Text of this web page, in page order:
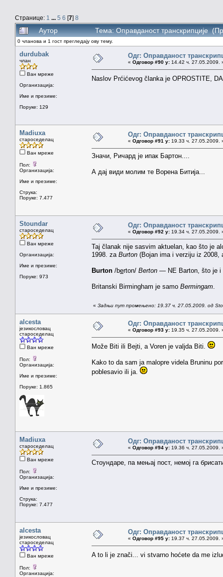
Странице: 1 ... 5 6 [7] 8
Аутор Тема: Оправданост транскрипције
0 чланова и 1 гост прегледају ову тему.
durdubak
члан
Ван мреже
Организација:
Име и презиме:
Поруке: 129
Одг: Оправданост
« Одговор #90 у: 14.42 ч. 27.05.2009.
Naslov Prćićevog članka je OPROSTITE,
Madiuxa
староседелац
Ван мреже
Пол:
Организација:
Име и презиме:
Струка:
Поруке: 7.477
Одг: Оправданост
« Одговор #91 у: 19.33 ч. 27.05.2009.
Значи, Ричард је ипак Бартон....
А дај види молим те Ворена Битија...
Stoundar
староседелац
Ван мреже
Организација:
Име и презиме:
Поруке: 973
Одг: Оправданост
« Одговор #92 у: 19.34 ч. 27.05.2009.
Taj članak nije sasvim aktuelan, kao što je
1998. za Burton (Bojan ima i verziju iz 2008,
Burton /berton/ Berton — NE Barton, što je i
Britanski Birmingham je samo Bermingam
« Задњи пут промењено: 19.37 ч. 27.05.2009. од
alcesta
језикословац
староседелац
Ван мреже
Пол:
Организација:
Име и презиме:
Поруке: 1.865
Одг: Оправданост
« Одговор #93 у: 19.35 ч. 27.05.2009.
Može Biti ili Bejti, a Voren je valjda Biti.
Kako to da sam ja malopre videla Bruninu
poblesavio ili ja.
Madiuxa
староседелац
Ван мреже
Пол:
Организација:
Име и презиме:
Струка:
Поруке: 7.477
Одг: Оправданост
« Одговор #94 у: 19.36 ч. 27.05.2009.
Стоундаре, па мењај пост, немој га
alcesta
језикословац
староседелац
Ван мреже
Пол:
Организација:
Одг: Оправданост
« Одговор #95 у: 19.37 ч. 27.05.2009.
A to li je znači... vi stvarno hoćete da me